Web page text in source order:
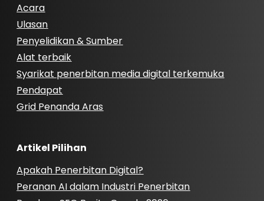
Acara
Ulasan
Penyelidikan & Sumber
Alat terbaik
Syarikat penerbitan media digital terkemuka
Pendapat
Grid Penanda Aras
Artikel Pilihan
Apakah Penerbitan Digital?
Peranan AI dalam Industri Penerbitan